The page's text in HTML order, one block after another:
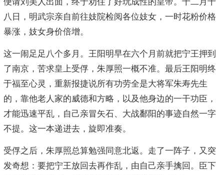
八日，明武宗亲自前往妓院检阅各位妓女，一时花粉价格
暴涨，妓女身价倍增。
这一闹足足八个多月。王阳明早在六个月前就把宁王押到
了南京，苦求皇上受俘，朱厚照一概不准。最后王阳明终
于福至心灵，重新报捷说所有功劳全是大将军朱寿先生
的，靠他老人家的威德和方略，以及他身边的一干功臣，
才能迅速平乱，自己亲冒矢石、大战鄱阳的事迹自然一字
不提。这一本递进去，旋即准奏。
受俘之后，朱厚照总算勉强同意北返。走了一阵子，又突
发奇想：要把宁王放回去再作乱，由自己亲手擒回。臣下